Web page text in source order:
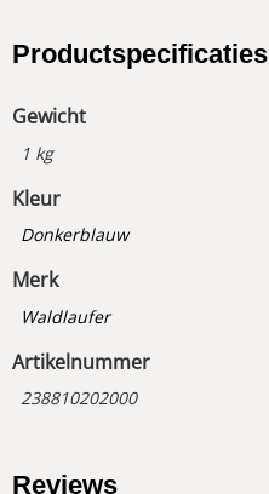
Productspecificaties
Gewicht
1 kg
Kleur
Donkerblauw
Merk
Waldlaufer
Artikelnummer
238810202000
Reviews